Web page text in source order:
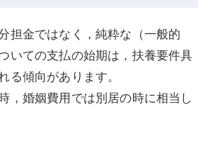
担金ではなく，純粋な（一般的
いての支払の始期は，扶養要件具
る傾向があります。
，婚姻費用では別居の時に相当し